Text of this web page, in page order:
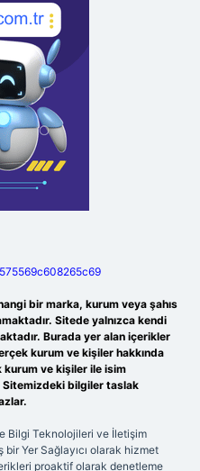
bir marka, kurum veya şahıs
Sitede yalnızca kendi
Burada yer alan içerikler
kurum ve kişiler hakkında
kurum ve kişiler ile isim
bilgiler taslak
Bilgi Teknolojileri ve İletişim
bir Yer Sağlayıcı olarak hizmet
proaktif olarak denetleme